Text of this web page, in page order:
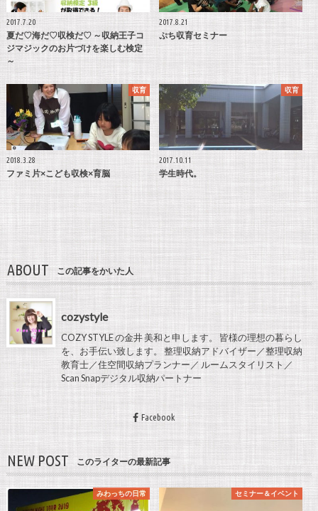
2017.7.20
夏だ♡海だ♡収検だ♡ ～収納王子コ
ジマジックのお片づけを楽しむ検定
～
2017.8.21
ぷち収育セミナー
収育
2018.3.28
ファミ片×こども収検×育脳
収育
2017.10.11
学生時代。
ABOUT この記事をかいた人
cozystyle
COZY STYLE の金井 美和と申します。 皆様の理想の暮らし
を、お手伝い致します。 整理収納アドバイザー／整理収納
教育士／住空間収納プランナー／ ルームスタイリスト／
Scan Snapデジタル収納パートナー
Facebook
NEW POST このライターの最新記事
みわっちの日常 セミナー＆イベント